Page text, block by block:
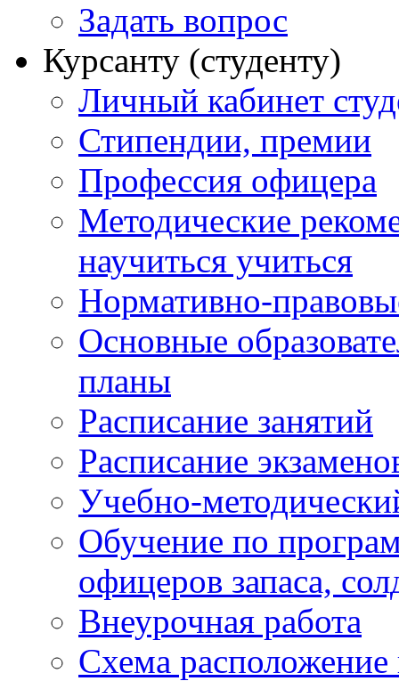
Задать вопрос
Курсанту (студенту)
Личный кабинет
Стипендии, премии
Профессия офицера
Методические
научиться учиться
Нормативно-
Основные
планы
Расписание занятий
Расписание
Учебно-
Обучение по
офицеров запаса,
Внеурочная работа
Схема расположение